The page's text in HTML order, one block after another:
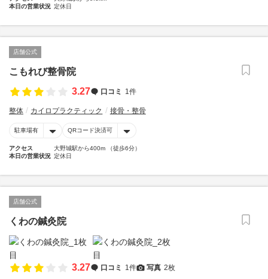
本日の営業状況 定休日
店舗公式
こもれび整骨院
3.27
口コミ 1件
整体 カイロプラクティック 接骨・整骨
駐車場有 QRコード決済可
アクセス
大野城駅から400m （徒歩6分）
本日の営業状況 定休日
店舗公式
くわの鍼灸院
3.27 口コミ 1件 写真 2枚